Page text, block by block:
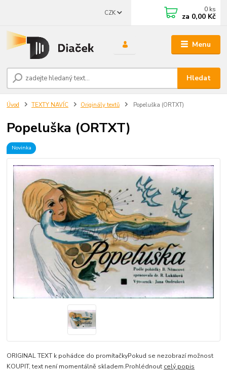
Menu
CZK
Hledat
0 ks
za 0,00 Kč
Úvod TEXTY NAVÍC Originály textů Popeluška (ORTXT)
Popeluška (ORTXT)
Novinka
ORIGINAL TEXT k pohádce do promítačkyPokud se nezobrazí možnost
KOUPIT, text není momentálně skladem.Prohlédnout celý popis